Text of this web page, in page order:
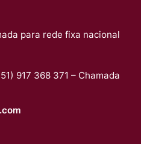
para rede fixa nacional
917 368 371 – Chamada